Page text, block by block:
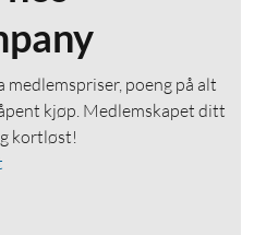
medlemspriser, poeng på alt
kjøp. Medlemskapet ditt
kortløst!